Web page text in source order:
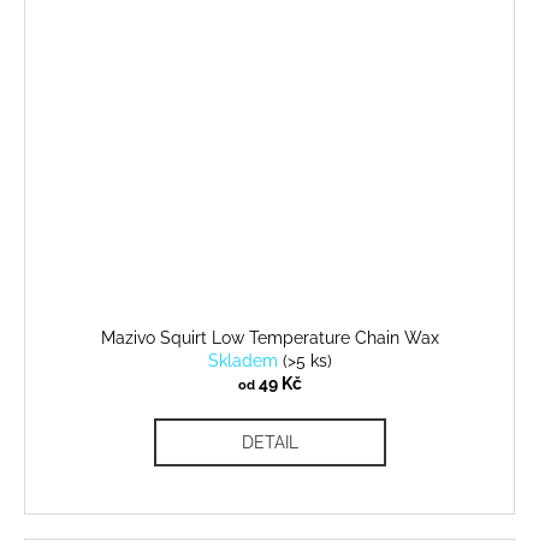
Mazivo Squirt Low Temperature Chain Wax
Skladem (>5 ks)
od49 Kč
DETAIL